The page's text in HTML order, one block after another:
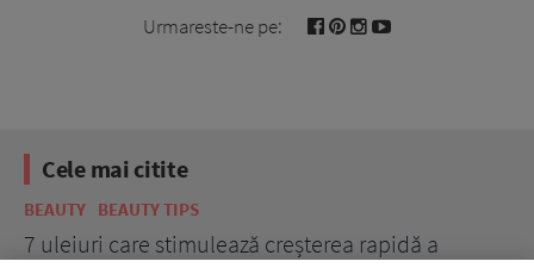
Urmareste-ne pe:
Cele mai citite
BEAUTY BEAUTY TIPS
7 uleiuri care stimulează creșterea rapidă a